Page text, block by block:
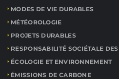
MODES DE VIE DURABLES
MÉTÉOROLOGIE
PROJETS DURABLES
RESPONSABILITÉ SOCIÉTALE
ÉCOLOGIE ET ENVIRONNEMENT
ÉMISSIONS DE CARBONE